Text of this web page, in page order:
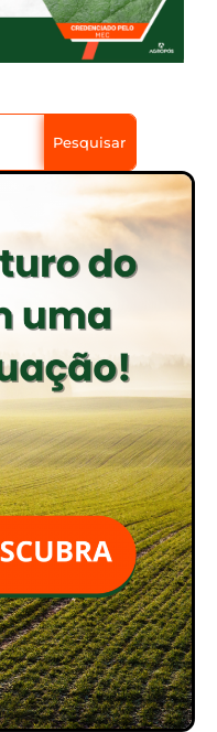
Pesquisar